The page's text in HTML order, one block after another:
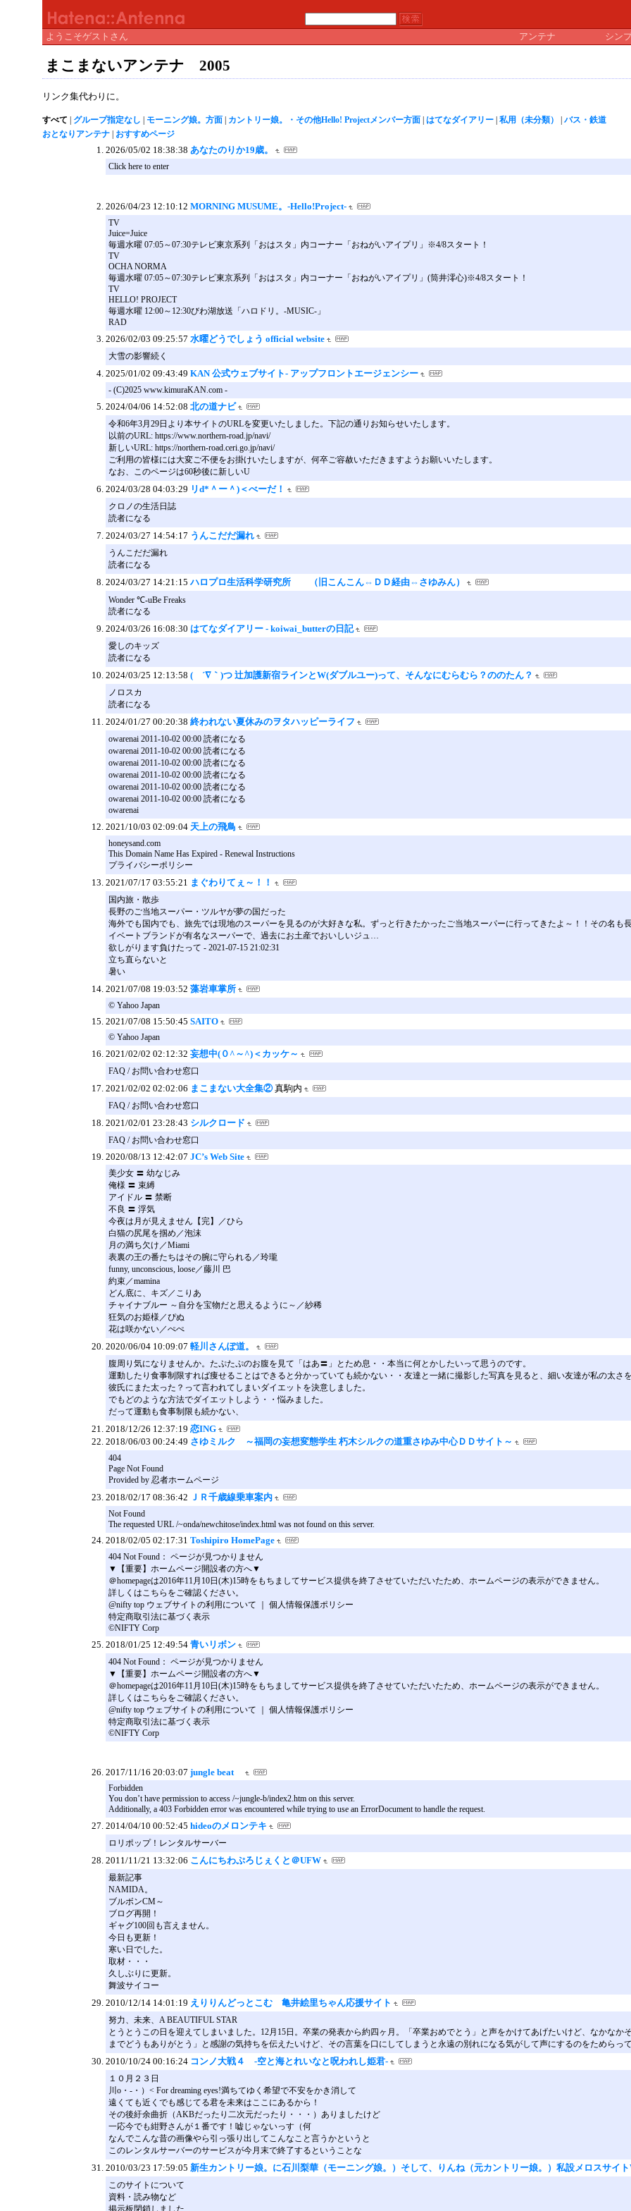
ようこそゲストさん アンテナ シン
まこまないアンテナ 2005
リンク集代わりに。
すべて グループ指定なし モーニング娘。方面 カントリー娘。・その他Hello! Projectメンバー方面 はてなダイアリー 私用（未分類）
バス・鉄道
おとなりアンテナ
おすすめページ
2026/05/02 18:38:38 あなたのりか19歳。
Click here to enter
2026/04/23 12:10:12 MORNING MUSUME。-Hello!Project-
TV
Juice=Juice
毎週水曜 07:05～07:30テレビ東京系列「おはスタ」内コーナー「おねがいアイプリ」※4/8スタート！
TV
OCHA NORMA
毎週水曜 07:05～07:30テレビ東京系列「おはスタ」内コーナー「おねがいアイプリ」(筒井澪心)※4/8スタート！
TV
HELLO! PROJECT
毎週水曜 12:00～12:30びわ湖放送「ハロドリ。-MUSIC-」
RAD
2026/02/03 09:25:57 水曜どうでしょう official website
大雪の影響続く
2025/01/02 09:43:49 KAN 公式ウェブサイト- アップフロントエージェンシー
- (C)2025 www.kimuraKAN.com -
2024/04/06 14:52:08 北の道ナビ
令和6年3月29日より本サイトのURLを変更いたしました。下記の通りお知らせいたします。
以前のURL: https://www.northern-road.jp/navi/
新しいURL: https://northern-road.ceri.go.jp/navi/
ご利用の皆様には大変ご不便をお掛けいたしますが、何卒ご容赦いただきますようお願いいたします。
なお、このページは60秒後に新しいU
2024/03/28 04:03:29 リd*＾ー＾)＜べーだ！
クロノの生活日誌
読者になる
2024/03/27 14:54:17 うんこだだ漏れ
うんこだだ漏れ
読者になる
2024/03/27 14:21:15 ハロプロ生活科学研究所 （旧こんこん⇔ＤＤ経由⇔さゆみん）
Wonder ℃-uBe Freaks
読者になる
2024/03/26 16:08:30 はてなダイアリー - koiwai_butterの日記
愛しのキッズ
読者になる
2024/03/25 12:13:58 ( ´∇｀)つ 辻加護新宿ラインとW(ダブルユー)って、そんなにむらむら？ののたん？
ノロスカ
読者になる
2024/01/27 00:20:38 終われない夏休みのヲタハッピーライフ
owarenai 2011-10-02 00:00 読者になる
owarenai 2011-10-02 00:00 読者になる
owarenai 2011-10-02 00:00 読者になる
owarenai 2011-10-02 00:00 読者になる
owarenai 2011-10-02 00:00 読者になる
owarenai 2011-10-02 00:00 読者になる
owarenai
2021/10/03 02:09:04 天上の飛鳥
honeysand.com
This Domain Name Has Expired - Renewal Instructions
プライバシーポリシー
2021/07/17 03:55:21 まぐわりてぇ～！！
国内旅・散歩
長野のご当地スーパー・ツルヤが夢の国だった
海外でも国内でも、旅先では現地のスーパーを見るのが大好きな私。ずっと行きたかったご当地スーパーに行ってきたよ～！！その名も
イベートブランドが有名なスーパーで、過去にお土産でおいしいジュ…
欲しがります負けたって - 2021-07-15 21:02:31
立ち直らないと
暑い
2021/07/08 19:03:52 藻岩車掌所
© Yahoo Japan
2021/07/08 15:50:45 SAITO
© Yahoo Japan
2021/02/02 02:12:32 妄想中(０^～^)＜カッケ～
FAQ / お問い合わせ窓口
2021/02/02 02:02:06 まこまない大全集② 真駒内
FAQ / お問い合わせ窓口
2021/02/01 23:28:43 シルクロード
FAQ / お問い合わせ窓口
2020/08/13 12:42:07 JC’s Web Site
美少女 〓 幼なじみ
俺様 〓 束縛
アイドル 〓 禁断
不良 〓 浮気
今夜は月が見えません【完】／ひら
白猫の尻尾を掴め／泡沫
月の満ち欠け／Miami
表裏の王の番たちはその腕に守られる／玲瓏
funny, unconscious, loose／藤川 巴
約束／mamina
どん底に、キズ／こりあ
チャイナブルー ～自分を宝物だと思えるように～／紗稀
狂気のお姫様／ぴぬ
花は咲かない／ぺぺ
2020/06/04 10:09:07 軽川さんぽ道。
腹周り気になりませんか。たぷたぷのお腹を見て「はあ〓」とため息・・本当に何とかしたいって思うのです。
運動したり食事制限すれば痩せることはできると分かっていても続かない・・友達と一緒に撮影した写真を見ると、細い友達が私の太さ
彼氏にまた太った？って言われてしまいダイエットを決意しました。
でもどのような方法でダイエットしよう・・悩みました。
だって運動も食事制限も続かない、
2018/12/26 12:37:19 恋ING
2018/06/03 00:24:49 さゆミルク ～福岡の妄想変態学生 朽木シルクの道重さゆみ中心ＤＤサイト～
404
Page Not Found
Provided by 忍者ホームページ
2018/02/17 08:36:42 ＪＲ千歳線乗車案内
Not Found
The requested URL /~onda/newchitose/index.html was not found on this server.
2018/02/05 02:17:31 Toshipiro HomePage
404 Not Found： ページが見つかりません
▼【重要】ホームページ開設者の方へ▼
＠homepageは2016年11月10日(木)15時をもちましてサービス提供を終了させていただいたため、ホームページの表示ができません。
詳しくはこちらをご確認ください。
@nifty top ウェブサイトの利用について ｜ 個人情報保護ポリシー
特定商取引法に基づく表示
©NIFTY Corp
2018/01/25 12:49:54 青いリボン
404 Not Found： ページが見つかりません
▼【重要】ホームページ開設者の方へ▼
＠homepageは2016年11月10日(木)15時をもちましてサービス提供を終了させていただいたため、ホームページの表示ができません。
詳しくはこちらをご確認ください。
@nifty top ウェブサイトの利用について ｜ 個人情報保護ポリシー
特定商取引法に基づく表示
©NIFTY Corp
2017/11/16 20:03:07 jungle beat
Forbidden
You don’t have permission to access /~jungle-b/index2.htm on this server.
Additionally, a 403 Forbidden error was encountered while trying to use an ErrorDocument to handle the request.
2014/04/10 00:52:45 hideoのメロンテキ
ロリポップ！レンタルサーバー
2011/11/21 13:32:06 こんにちわぷろじぇくと＠UFW
最新記事
NAMIDA。
ブルボンCM～
ブログ再開！
ギャグ100回も言えません。
今日も更新！
寒い日でした。
取材・・・
久しぶりに更新。
舞波サイコー
2010/12/14 14:01:19 えりりんどっとこむ 亀井絵里ちゃん応援サイト
努力、未来、A BEAUTIFUL STAR
とうとうこの日を迎えてしまいました。12月15日。卒業の発表から約四ヶ月。「卒業おめでとう」と声をかけてあげたいけど、なかな
までどうもありがとう」と感謝の気持ちを伝えたいけど、その言葉を口にしてしまうと永遠の別れになる気がして声にするのをためらっ
2010/10/24 00:16:24 コンノ大戦４ -空と海とれいなと呪われし姫君-
１０月２３日
川o・-・）< For dreaming eyes!満ちてゆく希望で不安をかき消して
遠くても近くでも感じてる君を未来はここにあるから！
その後紆余曲折（AKBだったり二次元だったり・・・）ありましたけど
一応今でも紺野さんが１番です！嘘じゃないっす（何
なんでこんな昔の画像やら引っ張り出してこんなこと言うかというと
このレンタルサーバーのサービスが今月末で終了するということな
2010/03/23 17:59:05 新生カントリー娘。に石川梨華（モーニング娘。）そして、りんね（元カントリー娘。）私設メロスサイト
このサイトについて
資料・読み物など
掲示板閉鎖しました